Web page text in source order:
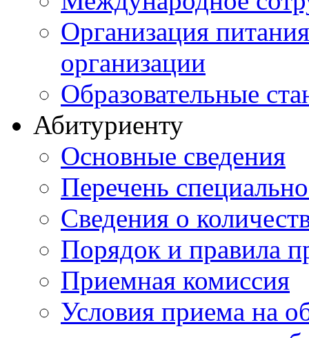
Организация
организации
Образовательные
Абитуриенту
Основные сведения
Перечень
Cведения о
Порядок и правила
Приемная комиссия
Условия приема на